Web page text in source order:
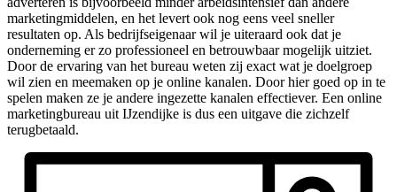
marketingmiddelen, en het levert ook nog eens veel sneller
resultaten op. Als bedrijfseigenaar wil je uiteraard ook dat je
onderneming er zo professioneel en betrouwbaar mogelijk uitziet.
Door de ervaring van het bureau weten zij exact wat je doelgroep
wil zien en meemaken op je online kanalen. Door hier goed op in te
spelen maken ze je andere ingezette kanalen effectiever. Een online
marketingbureau uit IJzendijke is dus een uitgave die zichzelf
terugbetaald.